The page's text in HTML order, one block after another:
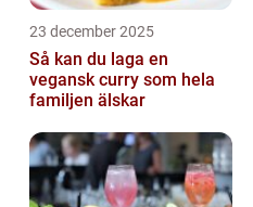
23 december 2025
Så kan du laga en
vegansk curry som hela
familjen älskar